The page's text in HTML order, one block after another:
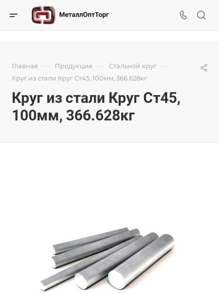
Главная — Продукция — Стальной круг —
Круг из стали Круг Ст45, 100мм, 366.628кг
Круг из стали Круг Ст45,
100мм, 366.628кг